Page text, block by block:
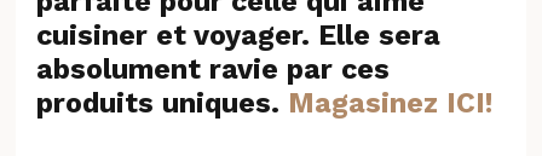
cuisiner et voyager. Elle sera
absolument ravie par ces
produits uniques. Magasinez ICI!